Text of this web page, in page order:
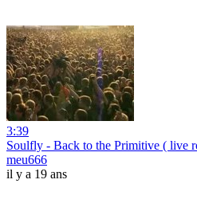
3:39
Soulfly - Back to the Primitive ( live
meu666
il y a 19 ans